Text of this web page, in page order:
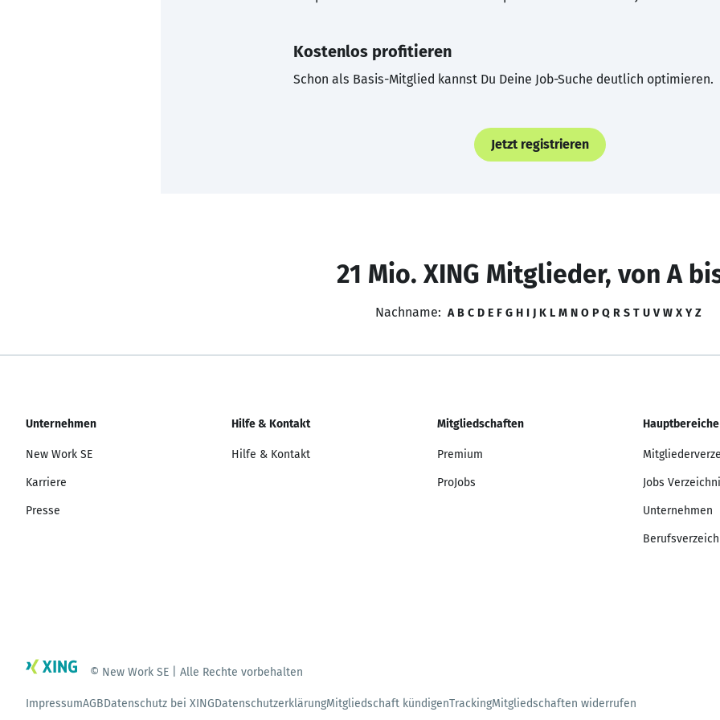
Kostenlos profitieren
Schon als Basis-Mitglied kannst Du Deine Job-Suche deutlich optimieren.
Jetzt registrieren
21 Mio. XING Mitglieder, von A
Nachname: A B C D E F G H I J K L M N O P Q R S T U V W X Y Z
Unternehmen
New Work SE
Karriere
Presse
Hilfe & Kontakt
Hilfe & Kontakt
Mitgliedschaften
Premium
ProJobs
Hauptbereiche
Jobs
Unternehmen
© New Work SE | Alle Rechte vorbehalten
ImpressumAGBDatenschutz bei XINGDatenschutzerklärungMitgliedschaft kündigenTrackingMitgliedschaften widerrufen